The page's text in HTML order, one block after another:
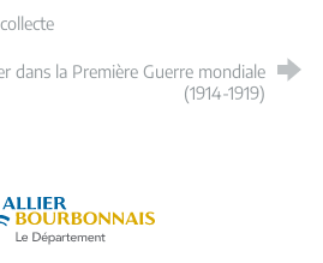
dans la Première Guerre mondiale
(1914-1919)
Allier, le département